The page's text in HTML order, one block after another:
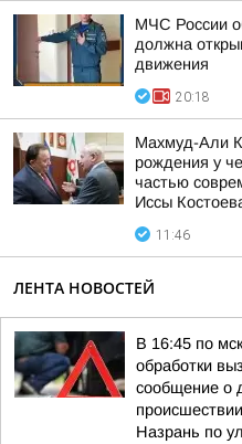
МЧС России
должна
движения
20:18
Махмуд-Али
рождения у
частью
Иссы
11:46
ЛЕНТА НОВОСТЕЙ
В 16:45 по
обработки
сообщение о
Назрань по